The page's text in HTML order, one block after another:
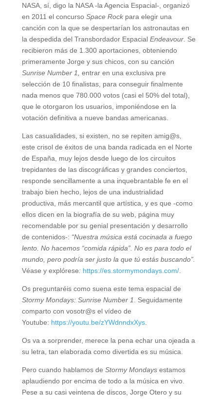
NASA, sí, digo la NASA -la Agencia Espacial-, organizó
en 2011 el concurso Space Rockpara elegir una
canción con la que se despertarían los astronautas en
la despedida del Transbordador Espacial Endeavour. Se
recibieron más de 1.300 aportaciones, obteniendo
primeramente Jorge y sus chicos, con su canción
Sunrise Number 1, entrar en una exclusiva pre
selección de 10 finalistas, para conseguir finalmente
nada menos que 780.000 votos (casi el 50% del total),
que le otorgaron los usuarios, imponiéndose en la
votación definitiva a nueve bandas americanas.
Las casualidades, si existen, no se repiten amig@s,
este crisol de éxitos de una banda radicada en el Norte
de España, muy lejos desde luego de los circuitos
trepidantes de las discográficas y grandes conciertos,
responde sencillamente a una inquebrantable fe en el
trabajo bien hecho, lejos de una industrialidad
productiva, más mercantil que artística, y es que -como
ellos dicen en la biografía de su web, página muy
recomendable por su genial presentación y desarrollo
de contenidos-: “Nuestra música está cocinada a fuego
lento. No hacemos “comida rápida”. No es para todo el
mundo, pero podría ser justo la que tú estás buscando”.
Véase y explórese: https://es.stormymondays.com/.
Os preguntaréis como suena este tema espacial de
Stormy Mondays: Sunrise Number 1. Seguidamente
comparto con vosotr@s el vídeo de
Youtube: https://youtu.be/zYWdnndxXys.
Os va a sorprender, merece la pena echar una ojeada a
su letra, tan elaborada como divertida es su música.
Pero cuando hablamos de Stormy Mondaysestamos
aplaudiendo por encima de todo a la música en vivo.
Pese a su casi veintena de discos, Jorge Otero y su